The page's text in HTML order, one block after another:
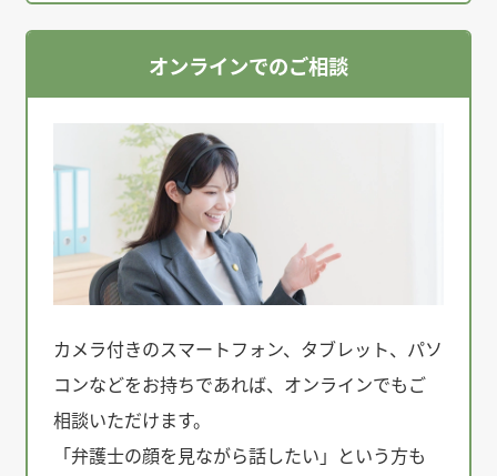
オンラインでのご相談
カメラ付きのスマートフォン、タブレット、パソ
コンなどをお持ちであれば、オンラインでもご
相談いただけます。
「弁護士の顔を見ながら話したい」という方も